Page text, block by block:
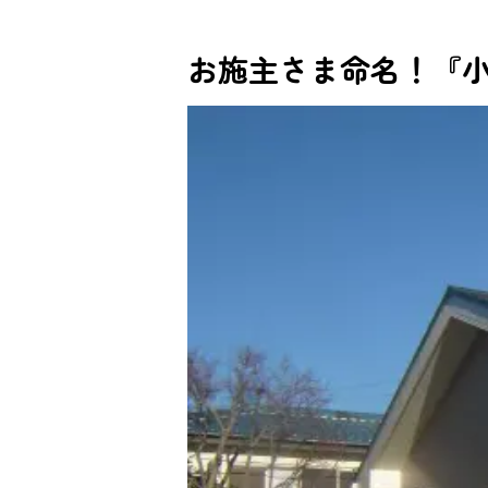
お施主さま命名！『